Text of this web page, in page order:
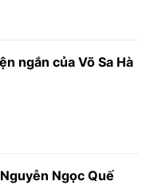
ngắn của Võ Sa Hà
Ngọc Quế